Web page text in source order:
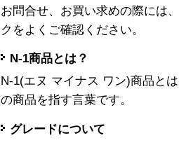
お問合せ、お買い求めの際には
クをよくご確認ください。
N-1商品とは？
N-1(エヌ マイナス ワン)商品と
の商品を指す言葉です。
グレードについて